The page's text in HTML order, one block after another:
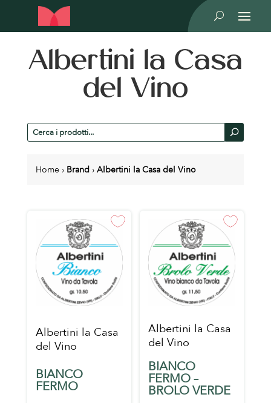
U
Albertini la Casa
del Vino
Cerca
prodotti
U
Home › Brand › Albertini la Casa del Vino
Albertini la Casa
del Vino
BIANCO
FERMO
Albertini la Casa
del Vino
BIANCO
FERMO –
BROLO VERDE